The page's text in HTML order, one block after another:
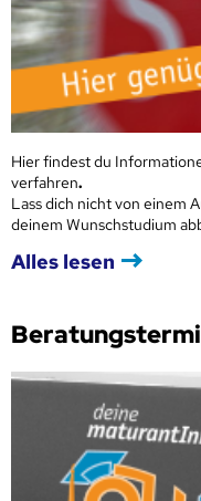
Hier findest du
verfahren.
Lass dich nicht von einem
deinem Wunschstudium
Alles lesen